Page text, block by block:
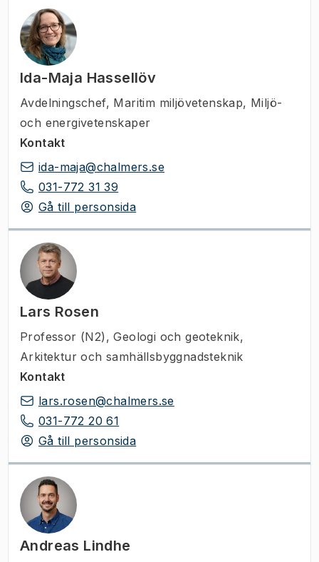
Ida-Maja Hassellöv
Avdelningschef, Maritim miljövetenskap, Miljö-
och energivetenskaper
Kontakt
ida-maja@chalmers.se
031-772 31 39
Gå till personsida
Lars Rosen
Professor (N2) , Geologi och geoteknik,
Arkitektur och samhällsbyggnadsteknik
Kontakt
lars.rosen@chalmers.se
031-772 20 61
Gå till personsida
Andreas Lindhe